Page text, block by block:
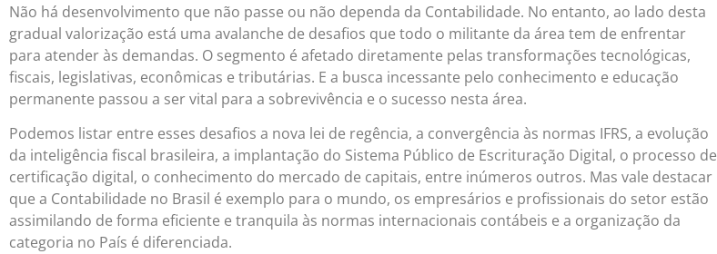
Não há desenvolvimento que não passe ou não dependa da Contabilidade. No entanto, ao lado desta
gradual valorização está uma avalanche de desafios que todo o militante da área tem de enfrentar
para atender às demandas. O segmento é afetado diretamente pelas transformações tecnológicas,
fiscais, legislativas, econômicas e tributárias. E a busca incessante pelo conhecimento e educação
permanente passou a ser vital para a sobrevivência e o sucesso nesta área.
Podemos listar entre esses desafios a nova lei de regência, a convergência às normas IFRS, a evolução
da inteligência fiscal brasileira, a implantação do Sistema Público de Escrituração Digital, o processo de
certificação digital, o conhecimento do mercado de capitais, entre inúmeros outros. Mas vale destacar
que a Contabilidade no Brasil é exemplo para o mundo, os empresários e profissionais do setor estão
assimilando de forma eficiente e tranquila às normas internacionais contábeis e a organização da
categoria no País é diferenciada.